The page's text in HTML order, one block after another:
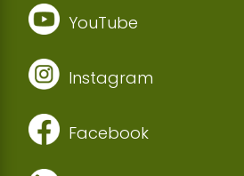
YouTube
Instagram
Facebook